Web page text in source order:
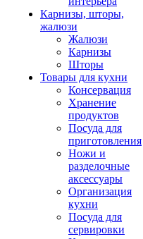
Карнизы, шторы,
жалюзи
Жалюзи
Карнизы
Шторы
Товары для кухни
Консервация
Хранение
продуктов
Посуда для
приготовления
Ножи и
разделочные
аксессуары
Организация
кухни
Посуда для
сервировки